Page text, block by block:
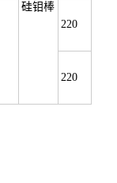
硅钼棒
220
220